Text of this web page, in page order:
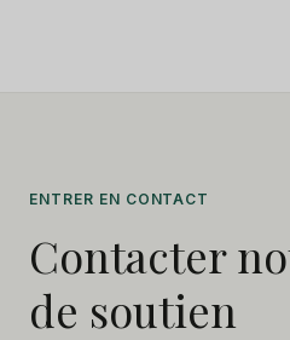
ENTRER EN CONTACT
Contacter
de soutien